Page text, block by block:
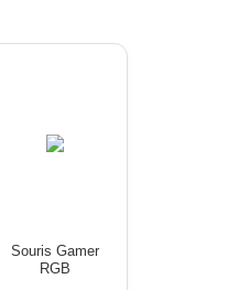
Souris Gamer
RGB